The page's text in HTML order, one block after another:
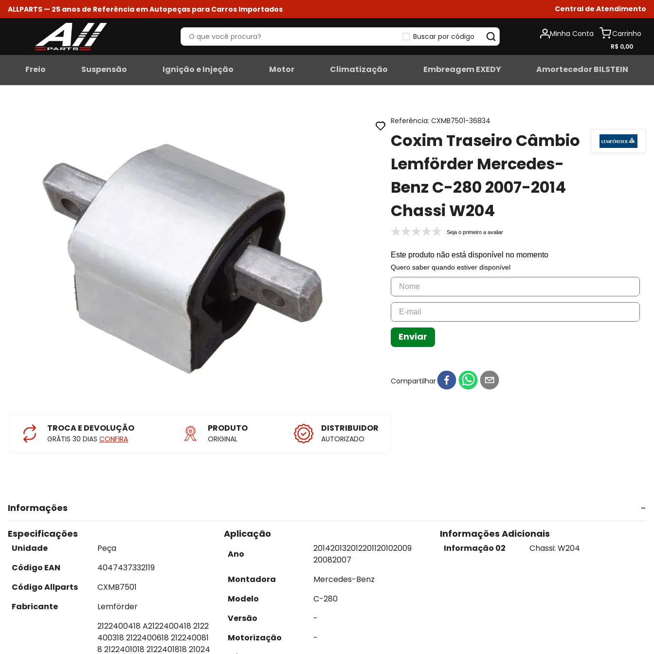
ALLPARTS — 25 anos de Referência em Autopeças para Carros Importados Central de Atendimento
Buscar por código Minha Conta
R$ 0,00
Freio Suspensão Ignição e Injeção Motor Climatização Embreagem EXEDY Amortecedor BILSTEIN
TROCA E DEVOLUÇÃO
GRÁTIS 30 DIAS CONFIRA
PRODUTO
ORIGINAL
DISTRIBUIDOR
AUTORIZADO
Referência:CXMB7501-36834
Coxim Traseiro Câmbio
Lemförder Mercedes-
Benz C-280 2007-2014
Chassi W204
Seja o primeiro a avaliar
Este produto não está disponível no momento
Quero saber quando estiver disponível
Enviar
Compartilhar
Informações
Especificações
Unidade
Peça
Código EAN
4047437332119
Código Allparts
CXMB7501
Fabricante
Lemförder
2122400418 A2122400418 2122
400318 2122400618 212240081
8 2122401018 2122401818 21024
Aplicação
Ano
201420132012201120102009
20082007
Montadora
Mercedes-Benz
Modelo
C-280
Versão
-
Motorização
-
Informações Adicionais
Informação 02 Chassi: W204